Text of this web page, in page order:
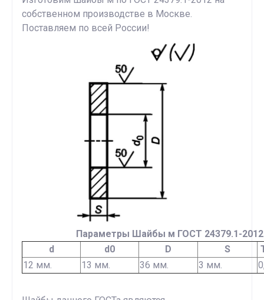
собственном производстве в Москве.
Поставляем по всей России!
Параметры Шайбы м ГОСТ 24379.1-2012
d
d0 D S
12 мм.
13 мм. 36 мм. 3 мм.